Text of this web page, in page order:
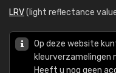
LRV(light reflectance
Op deze website
kleurverzamelingen
Heeft u nog geen